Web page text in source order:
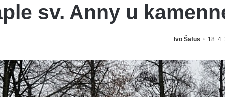
sv. Anny u
Ivo Šafus 18. 4.